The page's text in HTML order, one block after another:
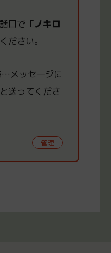
口で 「ノキロ
ださい。
…メッセージに
と送ってくださ
管理